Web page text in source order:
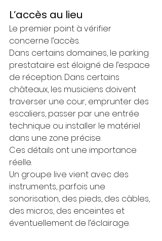
L’accès au lieu
Le premier point à vérifier
concerne l’accès.
Dans certains domaines, le parking
prestataire est éloigné de l’espace
de réception. Dans certains
châteaux, les musiciens doivent
traverser une cour, emprunter des
escaliers, passer par une entrée
technique ou installer le matériel
dans une zone précise.
Ces détails ont une importance
réelle.
Un groupe live vient avec des
instruments, parfois une
sonorisation, des pieds, des câbles,
des micros, des enceintes et
éventuellement de l’éclairage.